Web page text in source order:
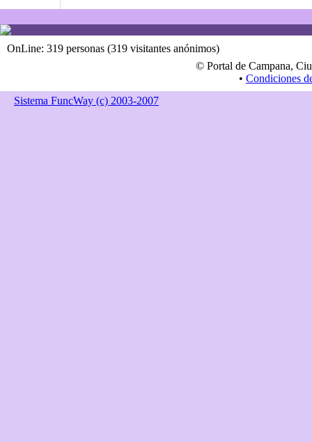
OnLine: 319 personas (319 visitantes anónimos)
© Portal de Campana,
• Condiciones
Sistema FuncWay (c) 2003-2007